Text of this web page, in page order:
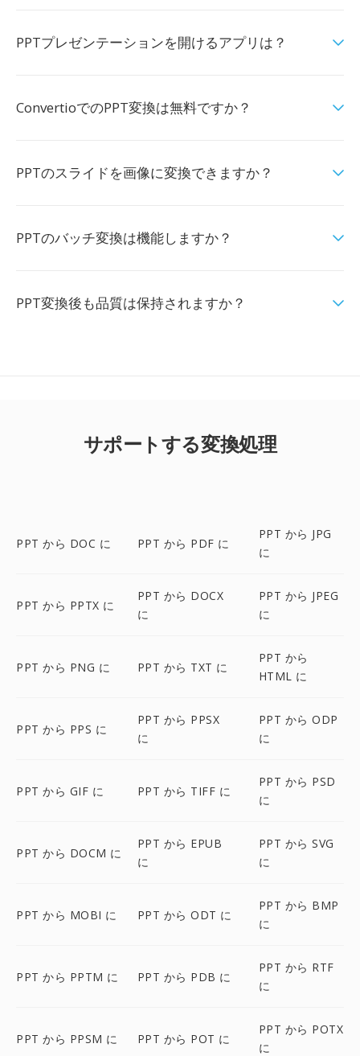
PPTプレゼンテーションを開けるアプリは？
ConvertioでのPPT変換は無料ですか？
PPTのスライドを画像に変換できますか？
PPTのバッチ変換は機能しますか？
PPT変換後も品質は保持されますか？
サポートする変換処理
PPT から DOC に PPT から PDF に
PPT から JPG
に
PPT から PPTX に
PPT から DOCX
に
PPT から JPEG
に
PPT から PNG に PPT から TXT に
PPT から
HTML に
PPT から PPS に
PPT から PPSX
に
PPT から ODP
に
PPT から GIF に PPT から TIFF に
PPT から PSD
に
PPT から DOCM に
PPT から EPUB
に
PPT から SVG
に
PPT から MOBI に PPT から ODT に
PPT から BMP
に
PPT から PPTM に PPT から PDB に
PPT から RTF
に
PPT から PPSM に PPT から POT に
PPT から POTX
に